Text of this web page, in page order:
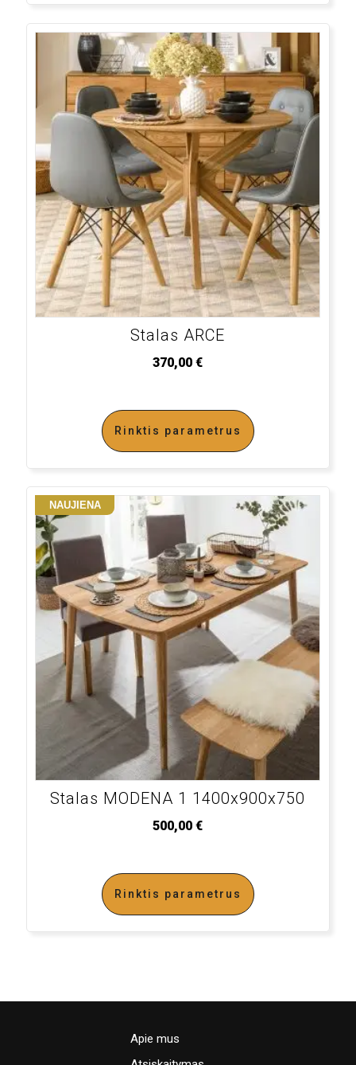
Stalas ARCE
370,00€
Rinktis parametrus
NAUJIENA
Stalas MODENA 1 1400x900x750
500,00€
Rinktis parametrus
Apie mus